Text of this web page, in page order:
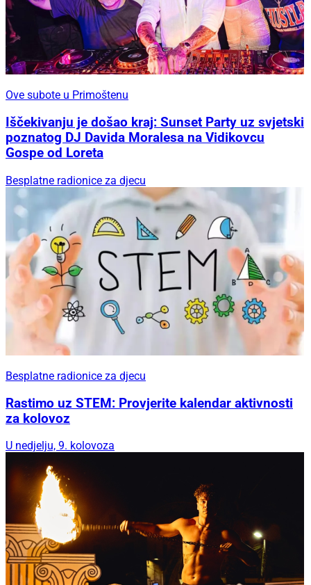
Ove subote u Primoštenu
Iščekivanju je došao kraj: Sunset Party uz svjetski
poznatog DJ Davida Moralesa na Vidikovcu
Gospe od Loreta
Besplatne radionice za djecu
Besplatne radionice za djecu
Rastimo uz STEM: Provjerite kalendar aktivnosti
za kolovoz
U nedjelju, 9. kolovoza